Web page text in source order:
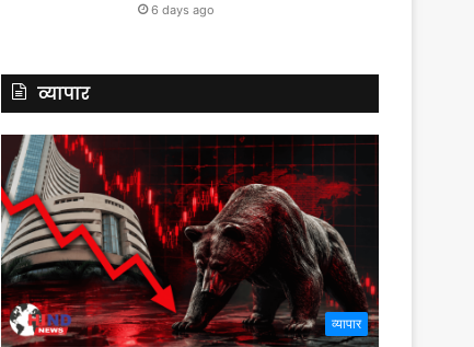
6 days ago
व्यापार
व्यापार